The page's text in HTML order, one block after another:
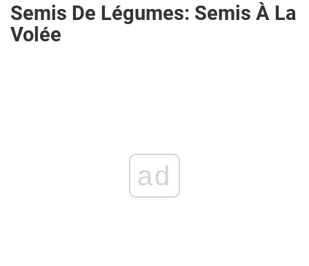
Semis De Légumes: Semis À La
Volée
ad